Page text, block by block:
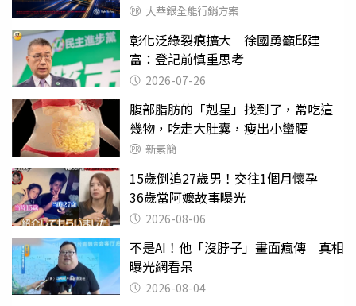
大華銀全能行銷方案
彰化泛綠裂痕擴大 徐國勇籲邱建
富：登記前慎重思考
2026-07-26
腹部脂肪的「剋星」找到了，常吃這
幾物，吃走大肚囊，瘦出小蠻腰
新素簡
15歲倒追27歲男！交往1個月懷孕
36歲當阿嬤故事曝光
2026-08-06
不是AI！他「沒脖子」畫面瘋傳 真相
曝光網看呆
2026-08-04